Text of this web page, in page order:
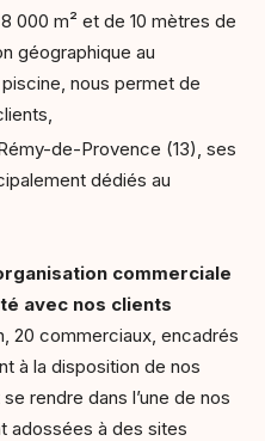
000 m² et de 10 mètres de
géographique au
nous permet de
de-Provence (13), ses
dédiés au
commerciale
avec nos clients
20 commerciaux, encadrés
à la disposition de nos
rendre dans l’une de nos
adossées à des sites